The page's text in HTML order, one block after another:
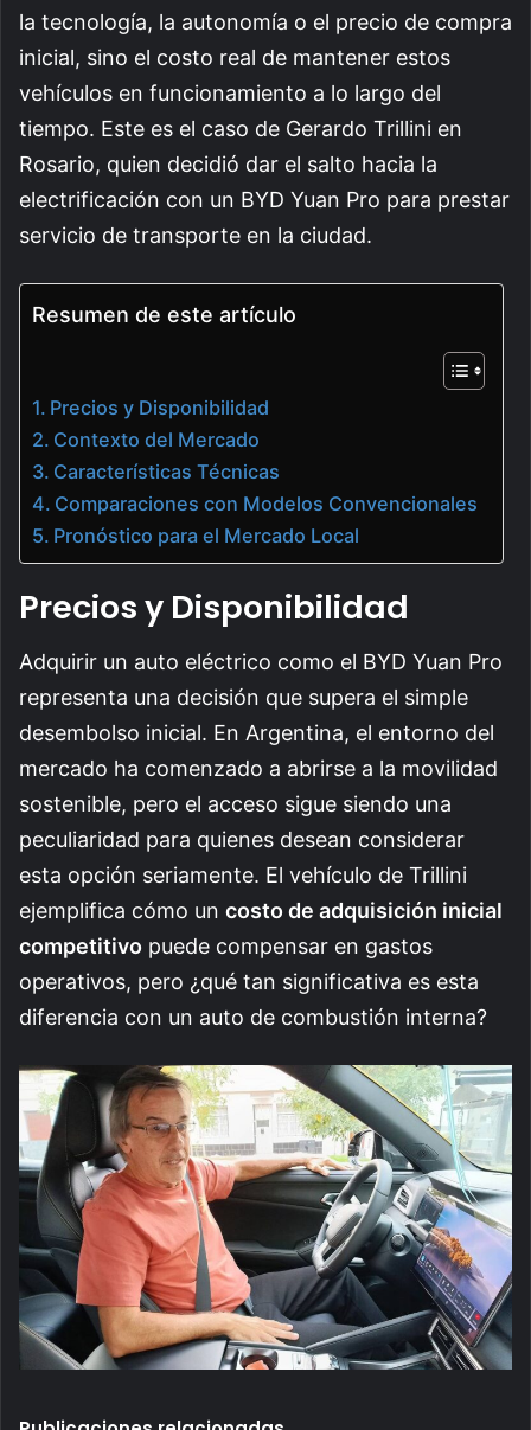
la tecnología, la autonomía o el precio de compra
inicial, sino el costo real de mantener estos
vehículos en funcionamiento a lo largo del
tiempo. Este es el caso de Gerardo Trillini en
Rosario, quien decidió dar el salto hacia la
electrificación con un BYD Yuan Pro para prestar
servicio de transporte en la ciudad.
Resumen de este artículo
Precios y Disponibilidad
Contexto del Mercado
Características Técnicas
Comparaciones con Modelos Convencionales
Pronóstico para el Mercado Local
Precios y Disponibilidad
Adquirir un auto eléctrico como el BYD Yuan Pro
representa una decisión que supera el simple
desembolso inicial. En Argentina, el entorno del
mercado ha comenzado a abrirse a la movilidad
sostenible, pero el acceso sigue siendo una
peculiaridad para quienes desean considerar
esta opción seriamente. El vehículo de Trillini
ejemplifica cómo un costo de adquisición inicial
competitivo puede compensar en gastos
operativos, pero ¿qué tan significativa es esta
diferencia con un auto de combustión interna?